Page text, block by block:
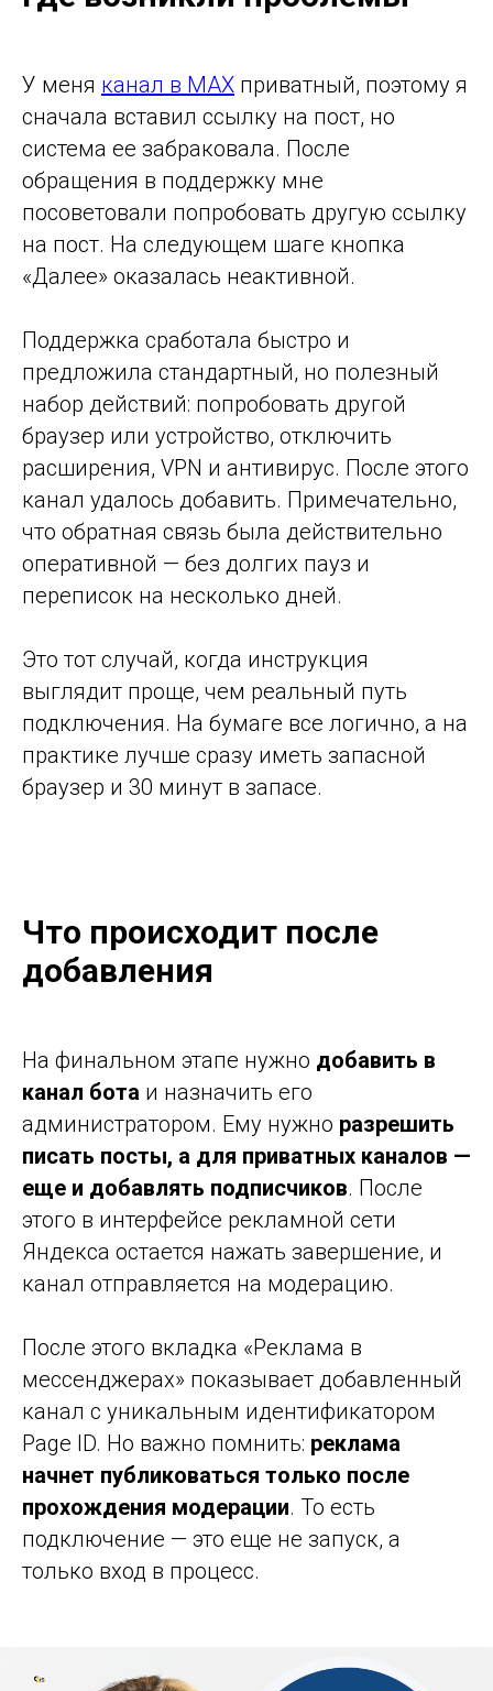
У меня канал в MAX приватный, поэтому я
сначала вставил ссылку на пост, но
система ее забраковала. После
обращения в поддержку мне
посоветовали попробовать другую ссылку
на пост. На следующем шаге кнопка
«Далее» оказалась неактивной.
Поддержка сработала быстро и
предложила стандартный, но полезный
набор действий: попробовать другой
браузер или устройство, отключить
расширения, VPN и антивирус. После этого
канал удалось добавить. Примечательно,
что обратная связь была действительно
оперативной — без долгих пауз и
переписок на несколько дней.
Это тот случай, когда инструкция
выглядит проще, чем реальный путь
подключения. На бумаге все логично, а на
практике лучше сразу иметь запасной
браузер и 30 минут в запасе.
Что происходит после
добавления
На финальном этапе нужно добавить в
канал бота и назначить его
администратором. Ему нужно разрешить
писать посты, а для приватных каналов —
еще и добавлять подписчиков. После
этого в интерфейсе рекламной сети
Яндекса остается нажать завершение, и
канал отправляется на модерацию.
После этого вкладка «Реклама в
мессенджерах» показывает добавленный
канал с уникальным идентификатором
Page ID. Но важно помнить: реклама
начнет публиковаться только после
прохождения модерации. То есть
подключение — это еще не запуск, а
только вход в процесс.